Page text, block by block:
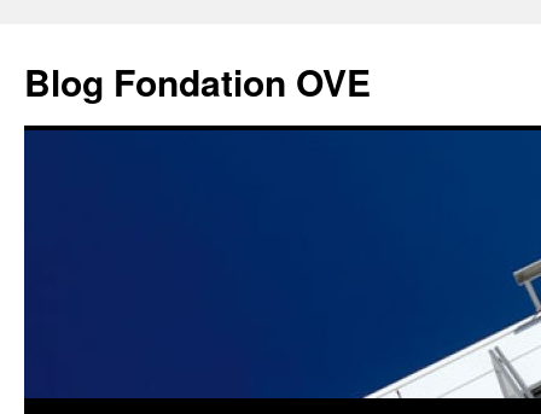
contenu
Blog Fondation OVE